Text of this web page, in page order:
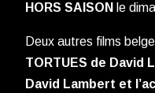
HORS SAISON le
Deux autres films
TORTUES de David
David Lambert et